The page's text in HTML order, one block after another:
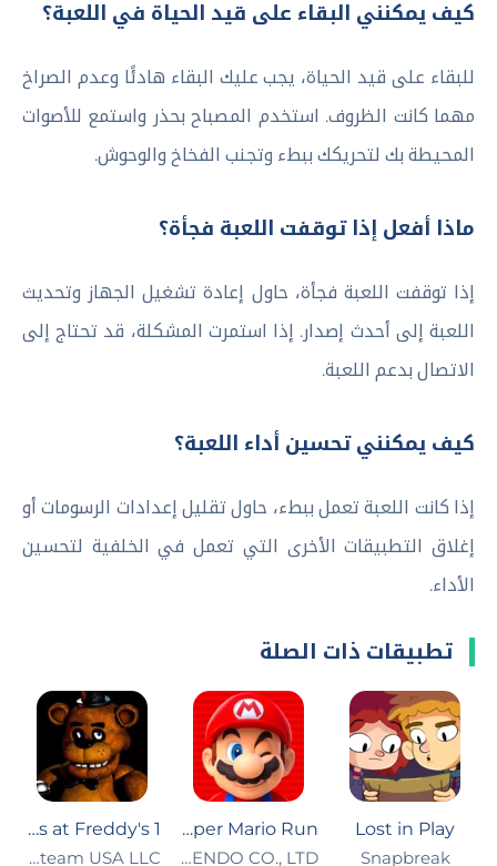
كيف يمكنني البقاء على قيد الحياة في اللعبة؟
للبقاء على قيد الحياة، يجب عليك البقاء هادئًا وعدم الصراخ
مهما كانت الظروف. استخدم المصباح بحذر واستمع للأصوات
المحيطة بك لتحريكك ببطء وتجنب الفخاخ والوحوش.
ماذا أفعل إذا توقفت اللعبة فجأة؟
إذا توقفت اللعبة فجأة، حاول إعادة تشغيل الجهاز وتحديث
اللعبة إلى أحدث إصدار. إذا استمرت المشكلة، قد تحتاج إلى
الاتصال بدعم اللعبة.
كيف يمكنني تحسين أداء اللعبة؟
إذا كانت اللعبة تعمل ببطء، حاول تقليل إعدادات الرسومات أو
إغلاق التطبيقات الأخرى التي تعمل في الخلفية لتحسين
الأداء.
تطبيقات ذات الصلة
Lost in Play
Snapbreak‏
Super Mario Run
NINTENDO CO., LTD.
Five Nights at Freddy's 1
Clickteam USA LLC